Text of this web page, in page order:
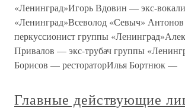
«Ленинград»Игорь Вдовин — экс-
«Ленинград»Всеволод «Севыч»
перкуссионист группы
Привалов — экс-трубач группы
Борисов — рестораторИлья Бортнюк —
Главные действующие